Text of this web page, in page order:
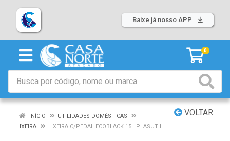
Baixe já nosso APP
0
VOLTAR
INÍCIO
UTILIDADES DOMÉSTICAS
LIXEIRA
LIXEIRA C/PEDAL ECOBLACK 15L PLASUTIL